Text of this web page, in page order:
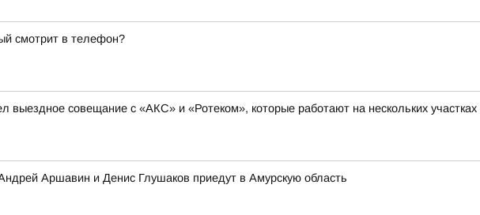
смотрит в телефон?
выездное совещание с «АКС» и «Ротеком», которые работают на нескольких
Аршавин и Денис Глушаков приедут в Амурскую область